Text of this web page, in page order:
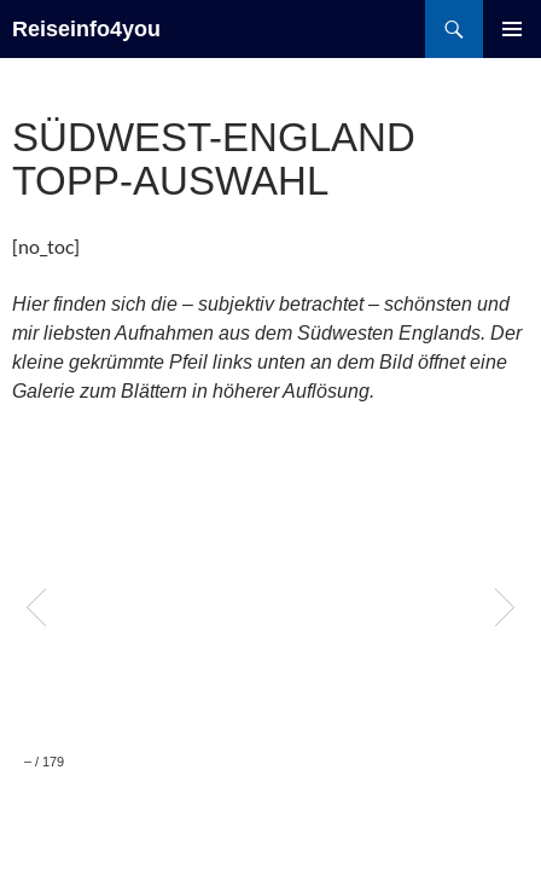
Inhalt
Reiseinfo4you
SÜDWEST-ENGLAND
TOPP-AUSWAHL
[no_toc]
Hier finden sich die – subjektiv betrachtet – schönsten und
mir liebsten Aufnahmen aus dem Südwesten Englands. Der
kleine gekrümmte Pfeil links unten an dem Bild öffnet eine
Galerie zum Blättern in höherer Auflösung.
– / 179